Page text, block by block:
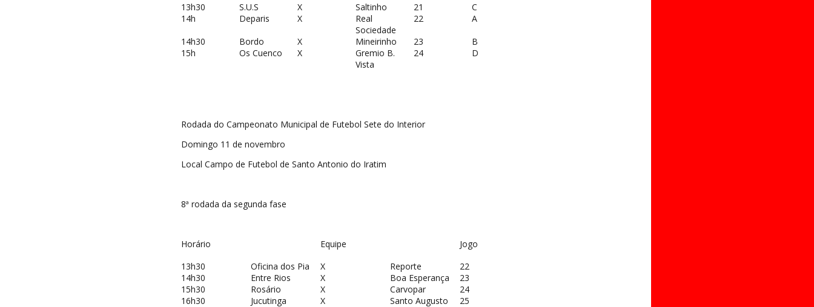
13h30
S.U.S X Saltinho 21
C
14h
Deparis X
Real
Sociedade
22
A
14h30
Bordo X Mineirinho 23
B
15h
Os Cuenco X
Gremio B.
Vista
24 D
Rodada do Campeonato Municipal de Futebol Sete do Interior
Domingo 11 de novembro
Local Campo de Futebol de Santo Antonio do Iratim
8ª rodada da segunda fase
Horário Equipe
Jogo
13h30
Oficina dos Pia X Reporte
22
14h30
Entre Rios X Boa Esperança
23
15h30
Rosário X Carvopar
24
16h30
Jucutinga X Santo Augusto 25